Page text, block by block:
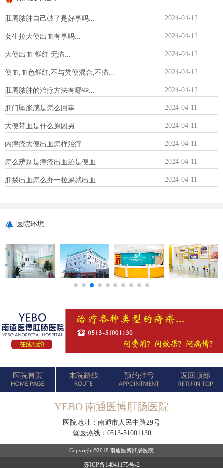
肛周脓肿自己破了是好事吗... 2024-04-12
女生拉大便出血有事吗... 2024-04-12
大便出血 鲜红 无痛... 2024-04-12
便血,血色鲜红,不与粪便混合,不痛... 2024-04-12
肛周脓肿的治疗方法有哪些... 2024-04-12
肛门坠胀感是怎么回事... 2024-04-11
大便带血是什么原因男... 2024-04-11
内痔疮大便出血怎样治疗... 2024-04-11
怎么辨别是痔疮出血还是便血... 2024-04-11
肛裂出血怎么办一拉屎就出血... 2024-04-11
医院环境
医院首页 来院路线 预约挂号 返回顶部
YEBO 南通医博肛肠医院
医院地址：南通市人民中路29号
就医热线： 0513-51001130
Copyright©2018 南通医博肛肠医院
苏ICP备14041175号-2